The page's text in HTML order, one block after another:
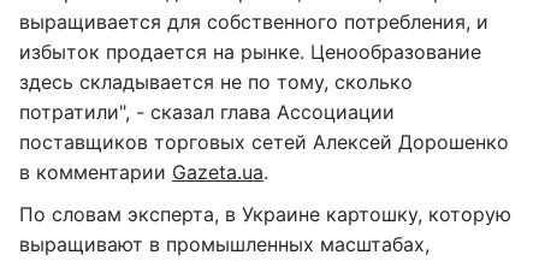
выращивается для собственного потребления, и
избыток продается на рынке. Ценообразование
здесь складывается не по тому, сколько
потратили", - сказал глава Ассоциации
поставщиков торговых сетей Алексей Дорошенко
в комментарии Gazeta.ua.
По словам эксперта, в Украине картошку, которую
выращивают в промышленных масштабах,